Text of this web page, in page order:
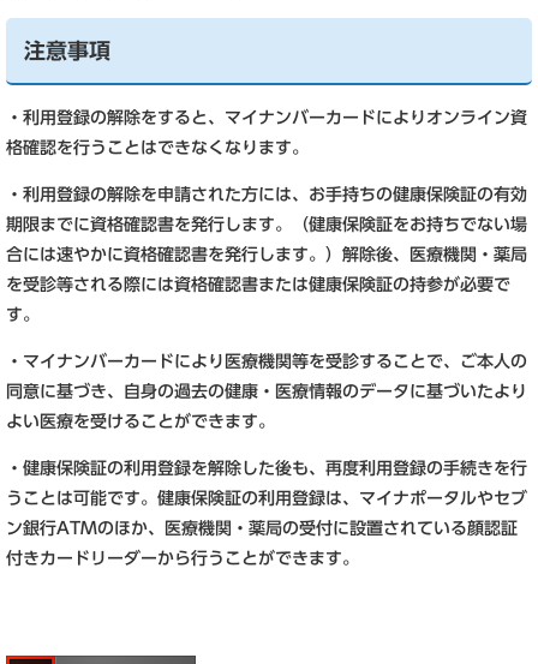
注意事項
・利用登録の解除をすると、マイナンバーカードによりオンライン資
格確認を行うことはできなくなります。
・利用登録の解除を申請された方には、お手持ちの健康保険証の有効
期限までに資格確認書を発行します。（健康保険証をお持ちでない場
合には速やかに資格確認書を発行します。）解除後、医療機関・薬局
を受診等される際には資格確認書または健康保険証の持参が必要で
す。
・マイナンバーカードにより医療機関等を受診することで、ご本人の
同意に基づき、自身の過去の健康・医療情報のデータに基づいたより
よい医療を受けることができます。
・健康保険証の利用登録を解除した後も、再度利用登録の手続きを行
うことは可能です。健康保険証の利用登録は、マイナポータルやセブ
ン銀行ATMのほか、医療機関・薬局の受付に設置されている顔認証
付きカードリーダーから行うことができます。